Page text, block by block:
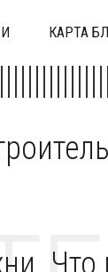
КАРТА
Что